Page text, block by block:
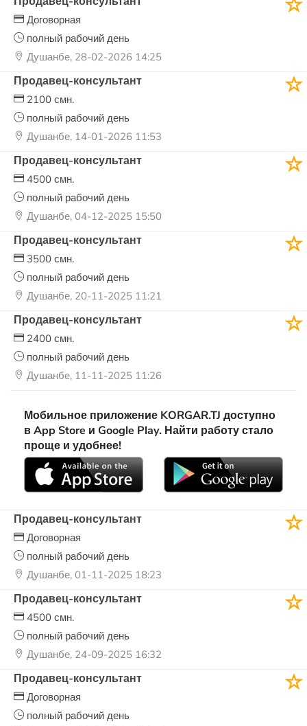
Договорная
полный рабочий день
Душанбе, 28-02-2026 14:25
Продавец-консультант
2100 смн.
полный рабочий день
Душанбе, 14-01-2026 11:53
Продавец-консультант
4500 смн.
полный рабочий день
Душанбе, 04-12-2025 15:50
Продавец-консультант
3500 смн.
полный рабочий день
Душанбе, 20-11-2025 11:21
Продавец-консультант
2400 смн.
полный рабочий день
Душанбе, 11-11-2025 11:26
Мобильное приложение KORGAR.TJ доступно
в App Store и Google Play. Найти работу стало
проще и удобнее!
Продавец-консультант
Договорная
полный рабочий день
Душанбе, 01-11-2025 18:23
Продавец-консультант
4500 смн.
полный рабочий день
Душанбе, 24-09-2025 16:32
Продавец-консультант
Договорная
полный рабочий день